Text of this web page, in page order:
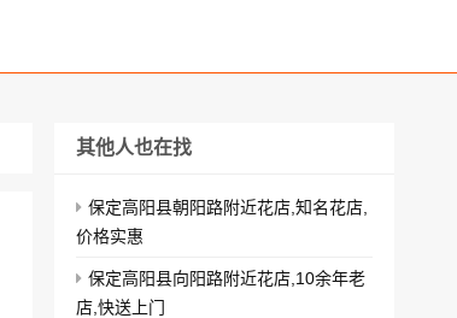
其他人也在找
保定高阳县朝阳路附近花店,知名花店,
价格实惠
保定高阳县向阳路附近花店,10余年老
店,快送上门